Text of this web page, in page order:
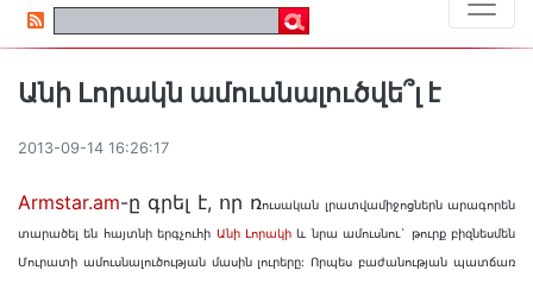
Անի Լորակն ամուսնալուծվե՞լ է
2013-09-14 16:26:17
Armstar.am-ը գրել է, որ ռուսական լրատվամիջոցներն արագորեն
տարածել են հայտնի երգչուհի Անի Լորակի և նրա ամուսնու` թուրք բիզնեսմեն
Մուրատի ամուսնալուծության մասին լուրերը: Որպես բաժանության պատճառ